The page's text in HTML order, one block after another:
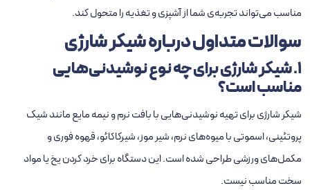
مناسب می‌تواند تجربه‌ی شما از آشپزی و تغذیه را متحول کند.
سوالات متداول درباره شیکر شارژی
1. شیکر شارژی برای چه نوع نوشیدنی‌هایی
مناسب است؟
شیکر شارژی برای تهیه نوشیدنی‌هایی با بافت نرم و نیمه‌ مایع مانند شیک
پروتئینی، اسموتی با میوه‌های نرم، شیر موز، شیرکاکائو، قهوه فوری و
مکمل‌های ورزشی طراحی شده است. این دستگاه برای خرد کردن یخ یا مواد
سخت مناسب نیست.